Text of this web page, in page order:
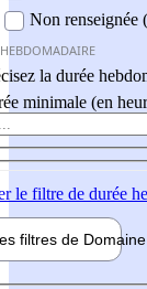
Non renseignée
la durée
minimale (en
le filtre de durée
filtres de